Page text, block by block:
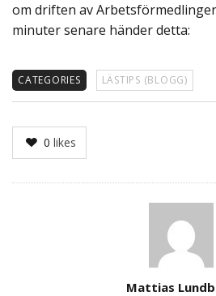
om driften av
minuter senare händer detta:
CATEGORIES LÄSTIPS (BLOGG)
0 likes
Mattias